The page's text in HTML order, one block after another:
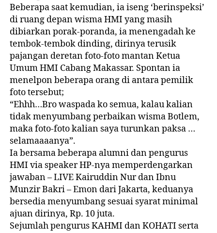
Beberapa saat kemudian, ia iseng ‘berinspeksi’
di ruang depan wisma HMI yang masih
dibiarkan porak-poranda, ia menengadah ke
tembok-tembok dinding, dirinya terusik
pajangan deretan foto-foto mantan Ketua
Umum HMI Cabang Makassar. Spontan ia
menelpon beberapa orang di antara pemilik
foto tersebut;
“Ehhh…Bro waspada ko semua, kalau kalian
tidak menyumbang perbaikan wisma Botlem,
maka foto-foto kalian saya turunkan paksa …
selamaaaanya”.
Ia bersama beberapa alumni dan pengurus
HMI via speaker HP-nya memperdengarkan
jawaban – LIVE Kairuddin Nur dan Ibnu
Munzir Bakri – Emon dari Jakarta, keduanya
bersedia menyumbang sesuai syarat minimal
ajuan dirinya, Rp. 10 juta.
Sejumlah pengurus KAHMI dan KOHATI serta